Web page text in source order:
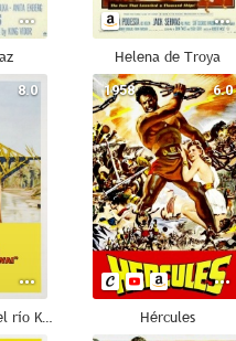
Helena de Troya
8.0
El puente sobre el río Kwai
6.0
1958
Hércules